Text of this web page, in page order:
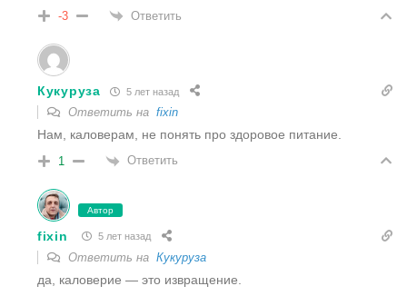
-3 Ответить
Кукуруза 5 лет назад
Ответить на fixin
Нам, каловерам, не понять про здоровое питание.
1 Ответить
Автор
fixin 5 лет назад
Ответить на Кукуруза
да, каловерие — это извращение.